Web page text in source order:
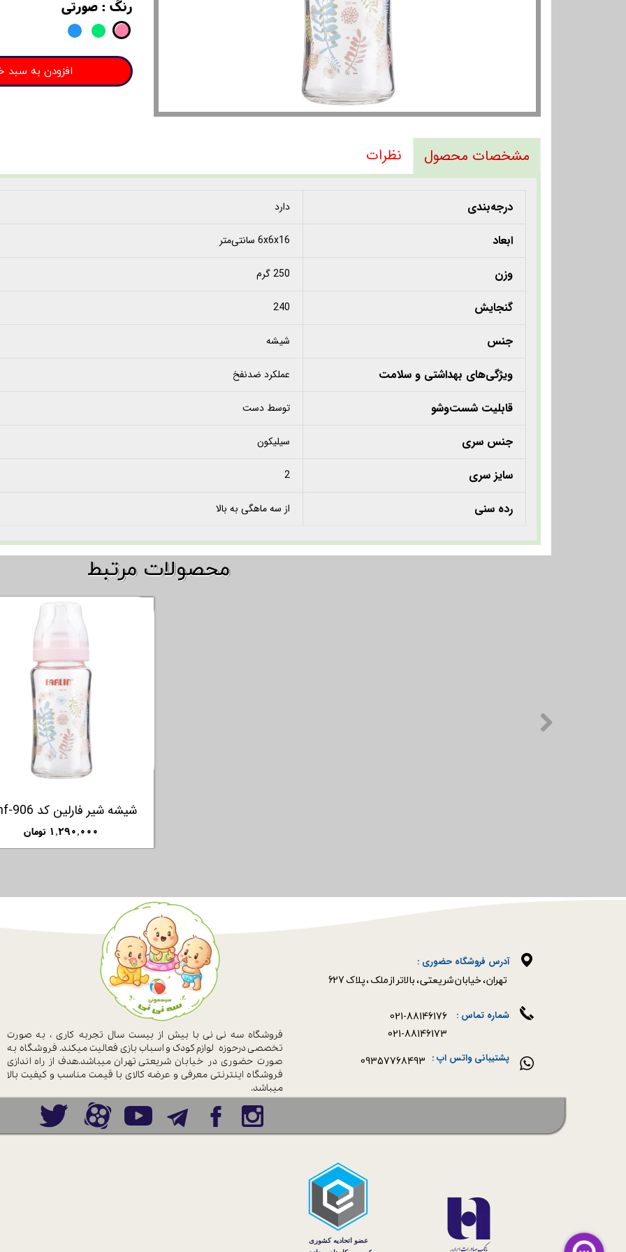
رنگ : صورتی
افزودن به سبد
مشخصات محصول نظرات
درجه‌بندی دارد
ابعاد 6x6x16 سانتی‌متر
وزن 250 گرم
گنجایش 240
جنس شیشه
ویژگی‌های بهداشتی و سلامت عملکرد ضدنفخ
قابلیت شست‌وشو توسط دست
جنس سری سیلیکون
سایز سری 2
رده سنی از سه ماهگی به بالا
۱,۲۹۰,۰۰۰ تومان
​​محصولات مرتبط
021-88146176
آدرس فروشگاه حضوری :
​​​​​​​تهران ، خیابان شریعتی ، بالاتر از ملک ، پلاک 627​​​​​​​
09357768493
فروشگاه سه نی نی با بیش از بیست سال تجربه کاری ، به صورت
تخصصی درحوزه لوازم کودک و اسباب بازی فعالیت میکند. فروشگاه به
صورت حضوری در خیابان شریعتی تهران میباشد.هدف از راه اندازی
فروشگاه اینترنتی معرفی و عرضه کالای با قیمت مناسب و کیفیت بالا
میباشد.
شماره تماس :
پشتیبانی واتس اپ :